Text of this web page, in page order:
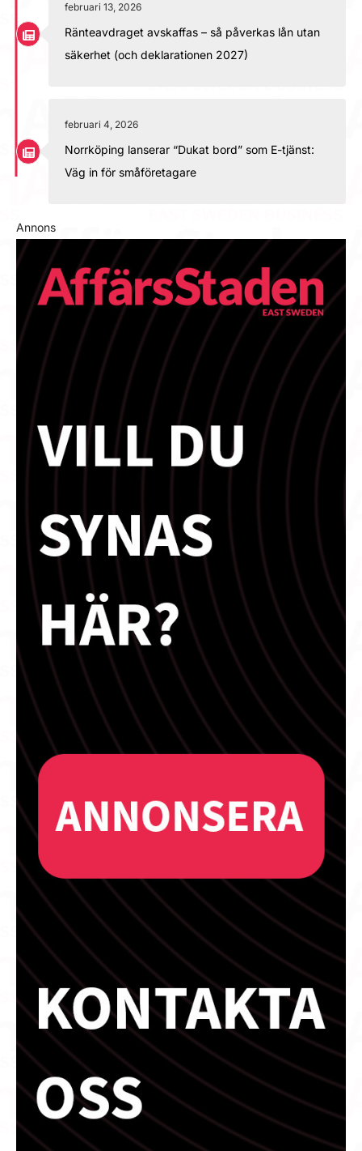
februari 13, 2026
Ränteavdraget avskaffas – så påverkas lån utan
säkerhet (och deklarationen 2027)
februari 4, 2026
Norrköping lanserar “Dukat bord” som E-tjänst:
Väg in för småföretagare
Annons